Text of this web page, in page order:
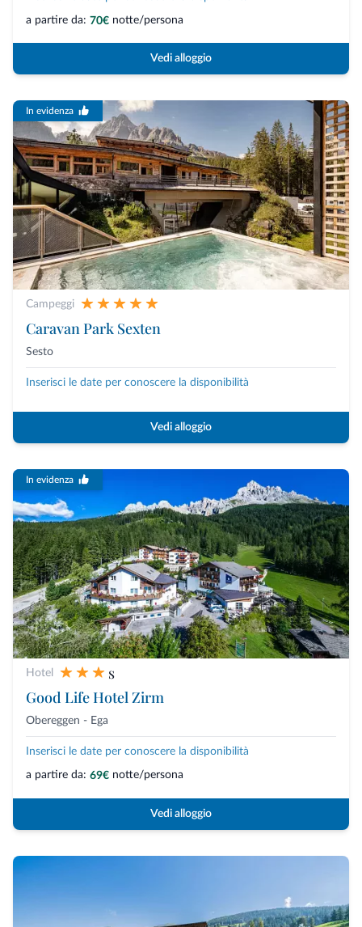
a partire da: 70€ notte/persona
Vedi alloggio
In evidenza
Campeggi
Caravan Park Sexten
Sesto
Inserisci le date per conoscere la disponibilità
Vedi alloggio
In evidenza
Hotel
s
Good Life Hotel Zirm
Obereggen - Ega
Inserisci le date per conoscere la disponibilità
a partire da: 69€ notte/persona
Vedi alloggio